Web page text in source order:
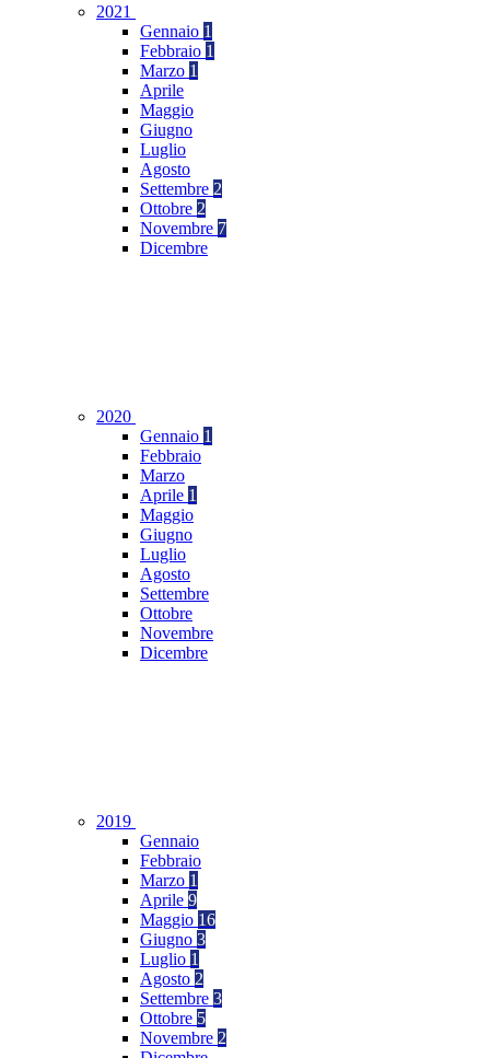
2021
Gennaio 1
Febbraio 1
Marzo 1
Aprile
Maggio
Giugno
Luglio
Agosto
Settembre 2
Ottobre 2
Novembre 7
Dicembre
2020
Gennaio 1
Febbraio
Marzo
Aprile 1
Maggio
Giugno
Luglio
Agosto
Settembre
Ottobre
Novembre
Dicembre
2019
Gennaio
Febbraio
Marzo 1
Aprile 9
Maggio 16
Giugno 3
Luglio 1
Agosto 2
Settembre 3
Ottobre 5
Novembre 2